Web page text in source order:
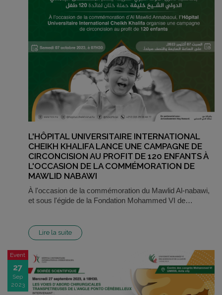
L'HÔPITAL UNIVERSITAIRE INTERNATIONAL
CHEIKH KHALIFA LANCE UNE CAMPAGNE DE
CIRCONCISION AU PROFIT DE 120 ENFANTS À
L'OCCASION DE LA COMMÉMORATION DE
MAWLID NABAWI
À l'occasion de la commémoration du Mawlid Al-nabawi,
et sous l'égide de la Fondation Mohammed VI de…
Lire la suite
Event
27
Sep
2023